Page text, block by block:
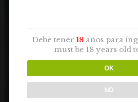
Debe tener18 años para
must be 18 years old
OK
NO